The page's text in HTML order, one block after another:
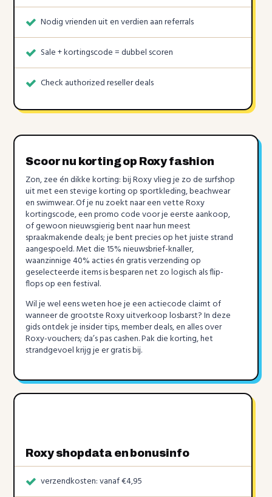
Nodig vrienden uit en verdien aan referrals
Sale + kortingscode = dubbel scoren
Check authorized reseller deals
Scoor nu korting op Roxy fashion
Zon, zee én dikke korting: bij Roxy vlieg je zo de surfshop
uit met een stevige korting op sportkleding, beachwear
en swimwear. Of je nu zoekt naar een vette Roxy
kortingscode, een promo code voor je eerste aankoop,
of gewoon nieuwsgierig bent naar hun meest
spraakmakende deals; je bent precies op het juiste strand
aangespoeld. Met die 15% nieuwsbrief-knaller,
waanzinnige 40% acties én gratis verzending op
geselecteerde items is besparen net zo logisch als flip-
flops op een festival.
Wil je wel eens weten hoe je een actiecode claimt of
wanneer de grootste Roxy uitverkoop losbarst? In deze
gids ontdek je insider tips, member deals, en alles over
Roxy-vouchers; da’s pas cashen. Pak die korting, het
strandgevoel krijg je er gratis bij.
Roxy shopdata en bonusinfo
verzendkosten: vanaf €4,95